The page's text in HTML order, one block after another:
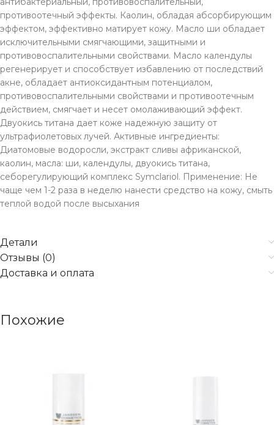
противоотечный эффекты. Каолин, обладая абсорбирующим
эффектом, эффективно матирует кожу. Масло ши обладает
исключительными смягчающими, защитными и
противовоспалительными свойствами. Масло календулы
регенерирует и способствует избавлению от последствий
акне, обладает антиоксидантным потенциалом,
противовоспалительными свойствами и противоотечным
действием, смягчает и несет омолаживающий эффект.
Двуокись титана дает коже надежную защиту от
ультрафиолетовых лучей. Активные ингредиенты:
Диатомовые водоросли, экстракт сливы африканской,
каолин, масла: ши, календулы, двуокись титана,
себорегулирующий комплекс Symclariol. Применение: Не
чаще чем 1-2 раза в неделю нанести средство на кожу, смыть
теплой водой после высыхания
Детали
Отзывы (0)
Доставка и оплата
Похожие